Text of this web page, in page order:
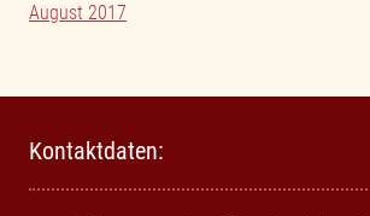
August 2017
Kontaktdaten: